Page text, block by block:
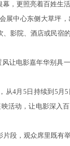
，更照亮着百姓生活
展中心东侧大草坪
影院、酒店或民宿
让电影嘉年华别具
从4月5日持续到5月
活动，让电影深入
段，观众席里既有